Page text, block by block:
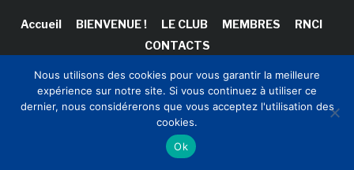
Accueil BIENVENUE ! LE CLUB MEMBRES
RNCI
CONTACTS
Copyright © 2026 Club Innovation & Culture CLIC France /
Sinapses Conseils
Nous utilisons des cookies pour vous garantir la meilleure
expérience sur notre site. Si vous continuez à utiliser ce
dernier, nous considérerons que vous acceptez l'utilisation des
cookies.
Ok